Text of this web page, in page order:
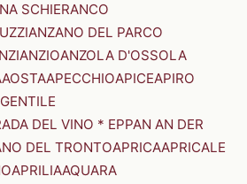
SCHIERANCO
ANZANO DEL PARCO
ANZIOANZOLA D'OSSOLA
AOSTAAPECCHIOAPICEAPIRO
DEL VINO * EPPAN AN DER
DEL TRONTOAPRICAAPRICALE
APRILIAAQUARA